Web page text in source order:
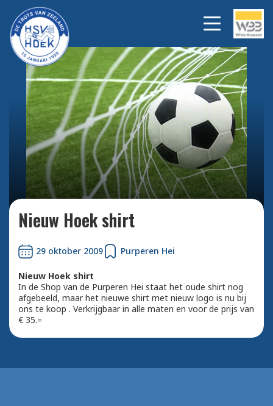
Bekijk alle foto's
Nieuw Hoek shirt
29 oktober 2009 Purperen Hei
Nieuw Hoek shirt
In de Shop van de Purperen Hei staat het oude shirt nog
afgebeeld, maar het nieuwe shirt met nieuw logo is nu bij
ons te koop . Verkrijgbaar in alle maten en voor de prijs van
€ 35.=